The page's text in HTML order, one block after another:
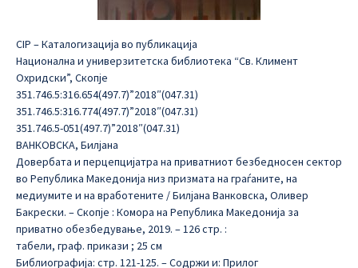
CIP – Каталогизација во публикација
Национална и универзитетска библиотека “Св. Климент
Охридски”, Скопје
351.746.5:316.654(497.7)”2018″(047.31)
351.746.5:316.774(497.7)”2018″(047.31)
351.746.5-051(497.7)”2018″(047.31)
ВАНКОВСКА, Билјана
Довербата и перцепцијатра на приватниот безбедносен сектор
во Република Македонија низ призмата на граѓаните, на
медиумите и на вработените / Билјана Ванковска, Оливер
Бакрески. – Скопје : Комора на Република Македонија за
приватно обезбедување, 2019. – 126 стр. :
табели, граф. прикази ; 25 см
Библиографија: стр. 121-125. – Содржи и: Прилог